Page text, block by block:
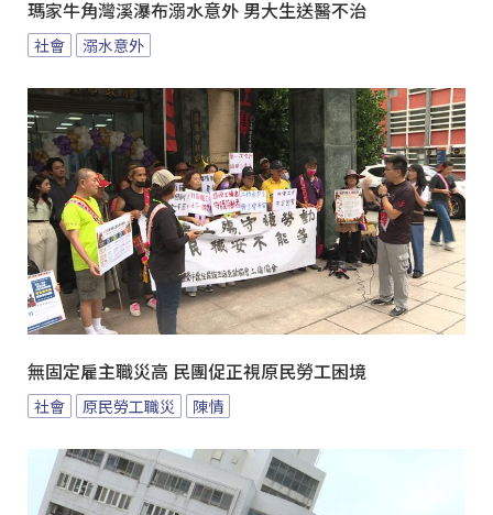
瑪家牛角灣溪瀑布溺水意外 男大生送醫不治
社會 溺水意外
無固定雇主職災高 民團促正視原民勞工困境
社會 原民勞工職災 陳情